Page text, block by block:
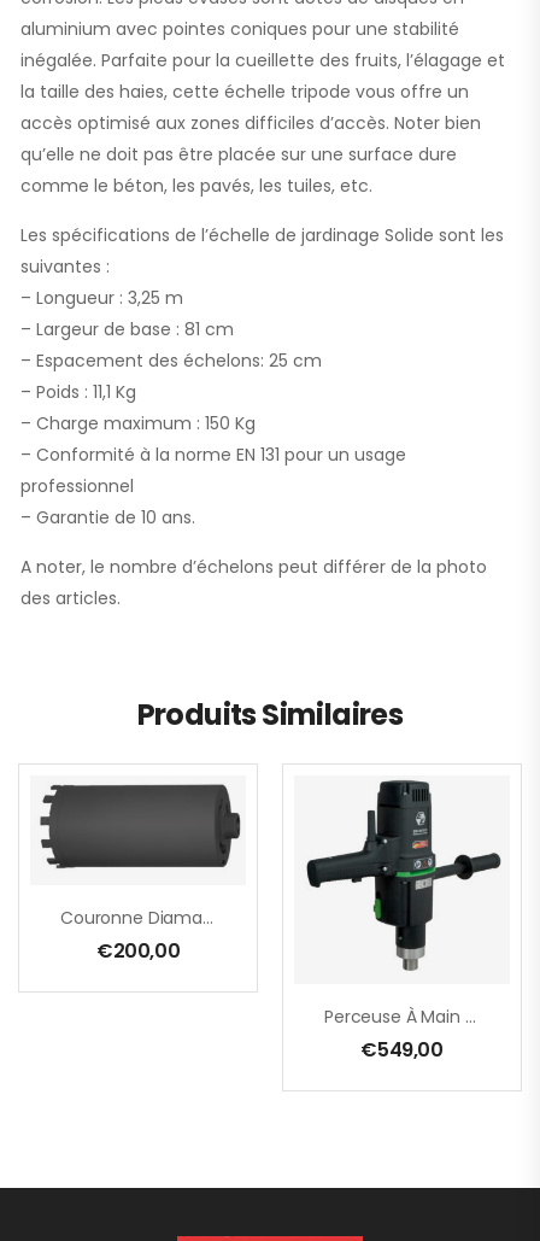
aluminium avec pointes coniques pour une stabilité
inégalée. Parfaite pour la cueillette des fruits, l’élagage et
la taille des haies, cette échelle tripode vous offre un
accès optimisé aux zones difficiles d’accès. Noter bien
qu’elle ne doit pas être placée sur une surface dure
comme le béton, les pavés, les tuiles, etc.
Les spécifications de l’échelle de jardinage Solide sont les
suivantes :
– Longueur : 3,25 m
– Largeur de base : 81 cm
– Espacement des échelons: 25 cm
– Poids : 11,1 Kg
– Charge maximum : 150 Kg
– Conformité à la norme EN 131 pour un usage
professionnel
– Garantie de 10 ans.
A noter, le nombre d’échelons peut différer de la photo
des articles.
Produits Similaires
Couronne Diamantée M16 – Ø 81 Mm
€200,00
Perceuse À Main EHB 32/4.2 – 1700 W
€549,00